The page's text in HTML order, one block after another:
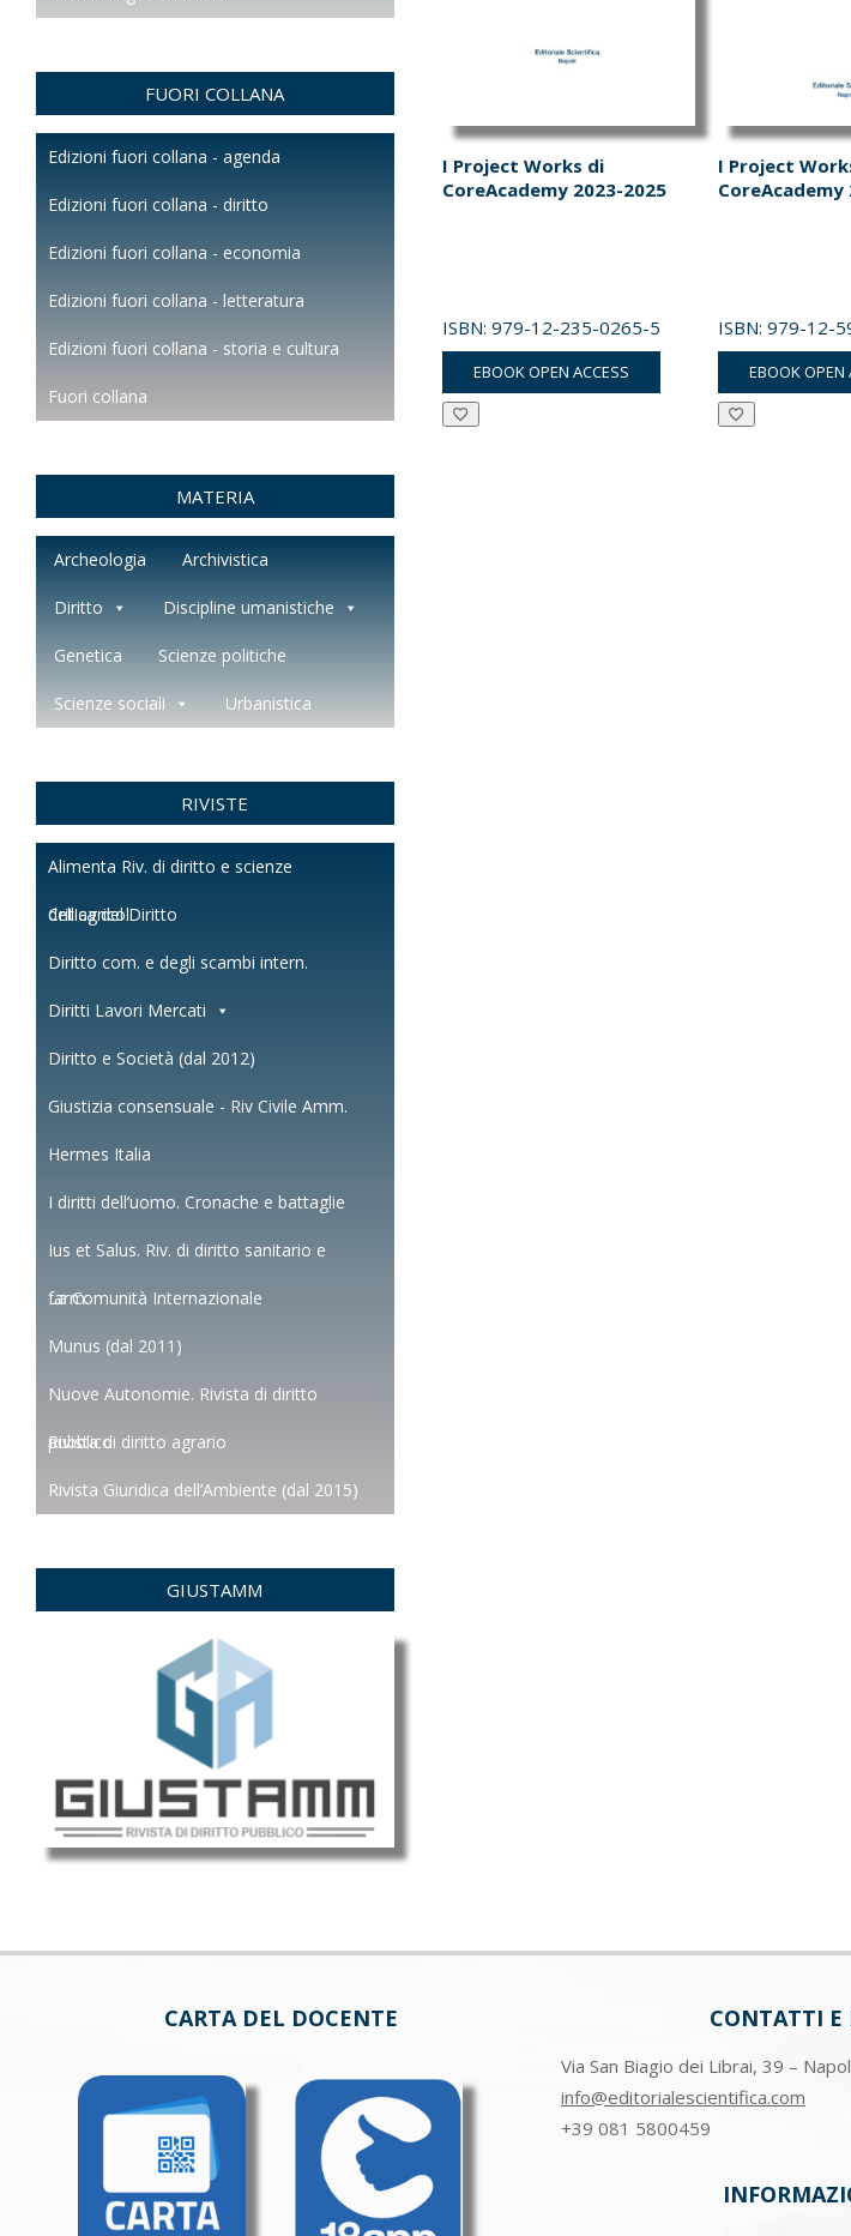
I Project Works di
CoreAcademy 2023-2025
ISBN:979-12-235-0265-5
EBOOK OPEN ACCESS
I Project
CoreAcademy
ISBN: 979-12-
EBOOK OPEN
FUORI COLLANA
Edizioni fuori collana - agenda
Edizioni fuori collana - diritto
Edizioni fuori collana - economia
Edizioni fuori collana - letteratura
Edizioni fuori collana - storia e cultura
Fuori collana
MATERIA
Archeologia Archivistica
Diritto Discipline umanistiche
Genetica Scienze politiche
Scienze sociali Urbanistica
RIVISTE
Alimenta Riv. di diritto e scienze
dell'agricol.
Critica del Diritto
Diritto com. e degli scambi intern.
Diritti Lavori Mercati
Diritto e Società (dal 2012)
Giustizia consensuale - Riv Civile Amm.
Hermes Italia
I diritti dell’uomo. Cronache e battaglie
Ius et Salus. Riv. di diritto sanitario e
farm.
La Comunità Internazionale
Munus (dal 2011)
Nuove Autonomie. Rivista di diritto
pubblico
Rivista di diritto agrario
Rivista Giuridica dell’Ambiente (dal 2015)
GIUSTAMM
CARTA DEL DOCENTE CONTATTI E
Via San Biagio dei Librai, 39 –
info@editorialescientifica.com
+39 081 5800459